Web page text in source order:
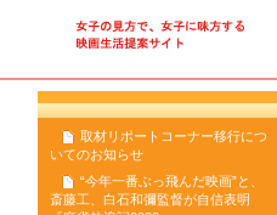
取材リポートコーナー移行につ
いてのお知らせ
“今年一番ぶっ飛んだ映画”と、
斎藤工、白石和彌監督が自信表明